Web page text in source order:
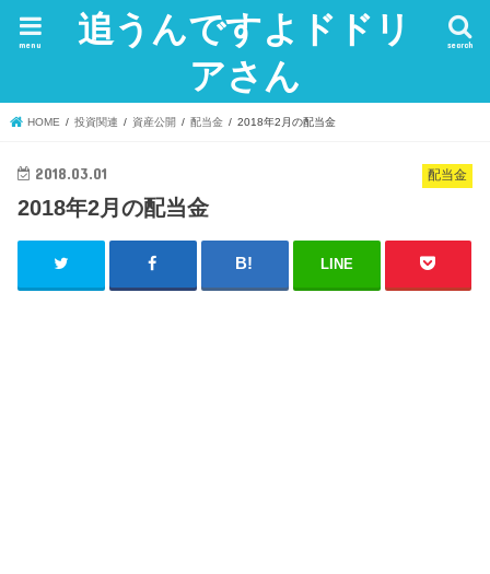
追うんですよドドリ
アさん
search
menu
HOME 投資関連 資産公開 配当金 2018年2月の配当金
配当金
2018.03.01
2018年2月の配当金
LINE